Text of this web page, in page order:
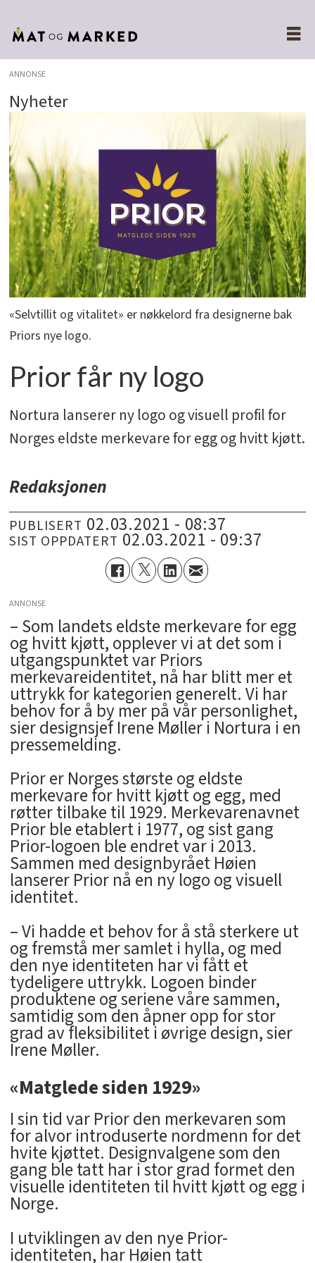
ANNONSE
Nyheter
«Selvtillit og vitalitet» er nøkkelord fra designerne bak
Priors nye logo.
Prior får ny logo
Nortura lanserer ny logo og visuell profil for
Norges eldste merkevare for egg og hvitt kjøtt.
Redaksjonen
PUBLISERT 02.03.2021 - 08:37
SIST OPPDATERT 02.03.2021 - 09:37
ANNONSE
– Som landets eldste merkevare for egg
og hvitt kjøtt, opplever vi at det som i
utgangspunktet var Priors
merkevareidentitet, nå har blitt mer et
uttrykk for kategorien generelt. Vi har
behov for å by mer på vår personlighet,
sier designsjef Irene Møller i Nortura i en
pressemelding.
Prior er Norges største og eldste
merkevare for hvitt kjøtt og egg, med
røtter tilbake til 1929. Merkevarenavnet
Prior ble etablert i 1977, og sist gang
Prior-logoen ble endret var i 2013.
Sammen med designbyrået Høien
lanserer Prior nå en ny logo og visuell
identitet.
– Vi hadde et behov for å stå sterkere ut
og fremstå mer samlet i hylla, og med
den nye identiteten har vi fått et
tydeligere uttrykk. Logoen binder
produktene og seriene våre sammen,
samtidig som den åpner opp for stor
grad av fleksibilitet i øvrige design, sier
Irene Møller.
«Matglede siden 1929»
I sin tid var Prior den merkevaren som
for alvor introduserte nordmenn for det
hvite kjøttet. Designvalgene som den
gang ble tatt har i stor grad formet den
visuelle identiteten til hvitt kjøtt og egg i
Norge.
I utviklingen av den nye Prior-
identiteten, har Høien tatt